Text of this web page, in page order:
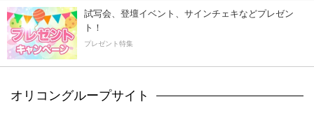
試写会、登壇イベント、サインチェキなどプレゼン
ト！
プレゼント特集
オリコングループサイト